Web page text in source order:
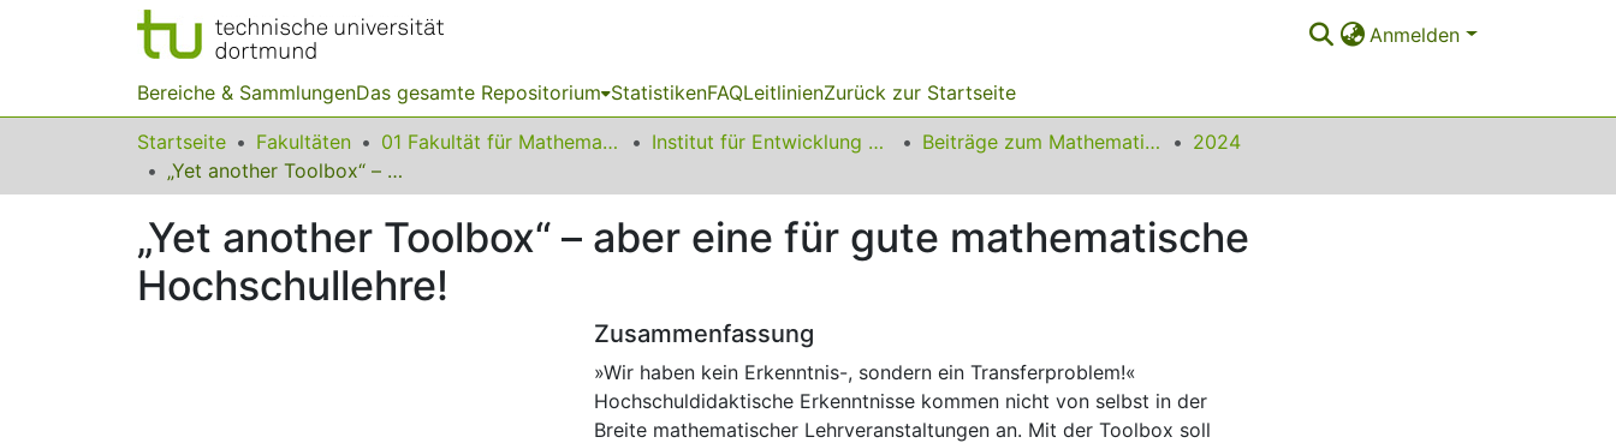
Anmelden
Bereiche & SammlungenDas gesamte Repositorium StatistikenFAQLeitlinienZurück zur Startseite
Startseite Fakultäten 01 Fakultät für Mathematik Institut für Entwicklung und Erforschung des Mathematikunterrichts Beiträge zum Mathematikunterricht
2024
„Yet another Toolbox“ – aber eine für gute mathematische Hochschullehre!
„Yet another Toolbox“ – aber eine für gute mathematische
Hochschullehre!
Zusammenfassung
»Wir haben kein Erkenntnis-, sondern ein Transferproblem!«
Hochschuldidaktische Erkenntnisse kommen nicht von selbst in der
Breite mathematischer Lehrveranstaltungen an. Mit der Toolbox soll